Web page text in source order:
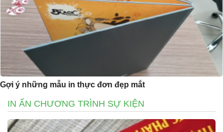
Gợi ý những mẫu in thực đơn đẹp mắt
IN ẤN CHƯƠNG TRÌNH SỰ KIỆN